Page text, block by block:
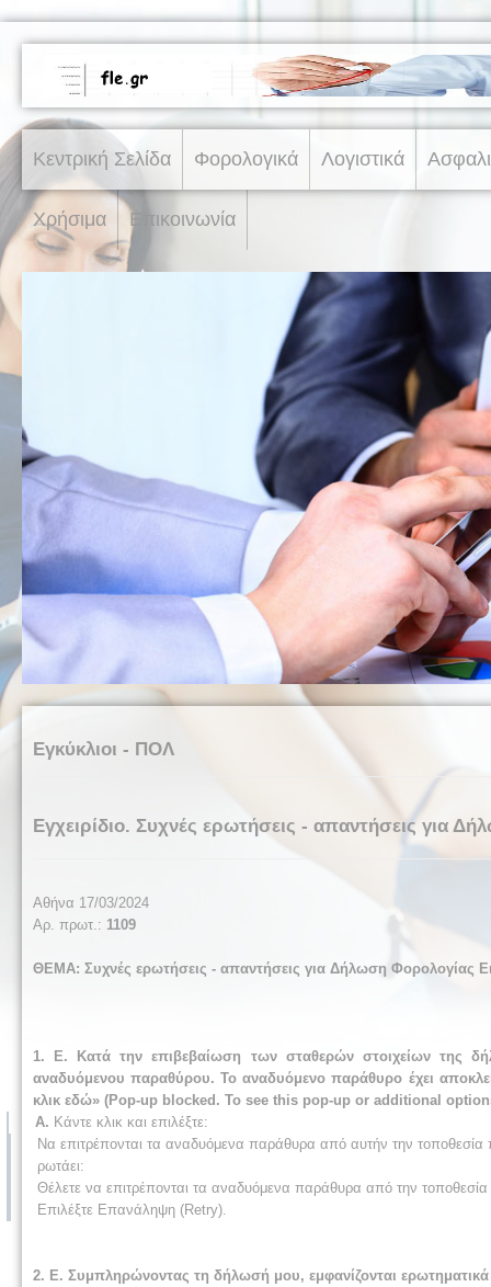
Κεντρική Σελίδα Φορολογικά Λογιστικά
Χρήσιμα Επικοινωνία
Εγκύκλιοι - ΠΟΛ
Εγχειρίδιο. Συχνές ερωτήσεις - απαντήσεις για
Αθήνα 17/03/2024
Αρ. πρωτ.: 1109
ΘΕΜΑ: Συχνές ερωτήσεις - απαντήσεις για Δήλωση Φορολογίας
1. Ε. Κατά την επιβεβαίωση των σταθερών στοιχείων της
αναδυόμενου παραθύρου. Το αναδυόμενο παράθυρο έχει
κλικ εδώ» (Pop-up blocked. To see this pop-up or additional
Α. Κάντε κλικ και επιλέξτε:
Να επιτρέπονται τα αναδυόμενα παράθυρα από αυτήν την
ρωτάει:
Θέλετε να επιτρέπονται τα αναδυόμενα παράθυρα από την
Επιλέξτε Επανάληψη (Retry).
2. Ε. Συμπληρώνοντας τη δήλωσή μου, εμφανίζονται ερωτηματικά